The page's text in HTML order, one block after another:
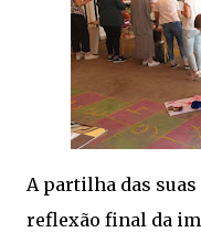
A partilha das
reflexão final da